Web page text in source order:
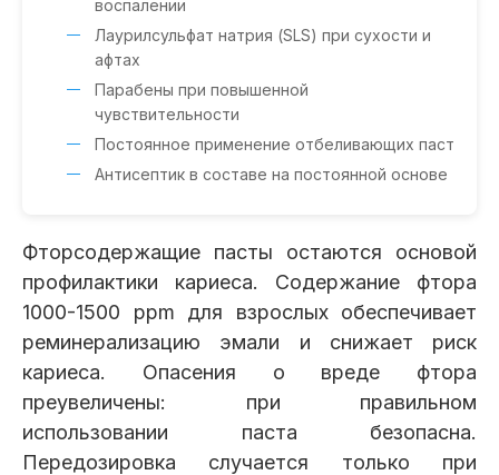
воспалении
Лаурилсульфат натрия (SLS) при сухости и
афтах
Парабены при повышенной
чувствительности
Постоянное применение отбеливающих паст
Антисептик в составе на постоянной основе
Фторсодержащие пасты остаются основой
профилактики кариеса. Содержание фтора
1000-1500 ppm для взрослых обеспечивает
реминерализацию эмали и снижает риск
кариеса. Опасения о вреде фтора
преувеличены: при правильном
использовании паста безопасна.
Передозировка случается только при